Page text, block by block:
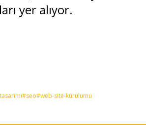
yer alıyor.
#seo#web-site-kurulumu